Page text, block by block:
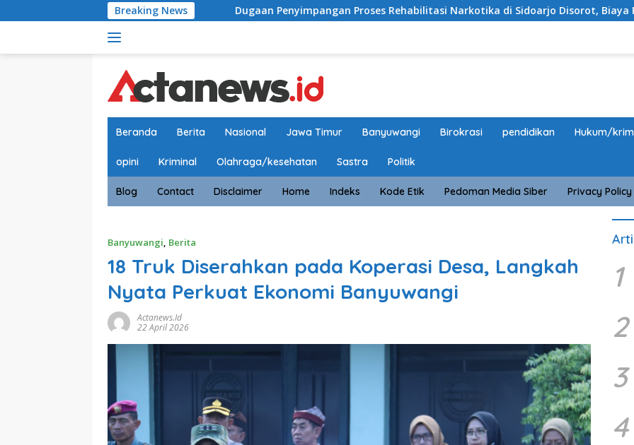
ke
Breaking News
Dugaan Penyimpangan Proses Rehabilitasi Narkotika di Sidoarjo Disorot, Biaya Rp25 Juta Disebut
Beranda Berita Nasional Jawa Timur Banyuwangi Birokrasi pendidikan Hukum/
opini Kriminal Olahraga/kesehatan Sastra Politik
Blog Contact Disclaimer Home Indeks Kode Etik Pedoman Media Siber Privacy Policy
Banyuwangi, Berita
18 Truk Diserahkan pada Koperasi Desa, Langkah
Nyata Perkuat Ekonomi Banyuwangi
Actanews.id
22 April 2026
1
2
3
4